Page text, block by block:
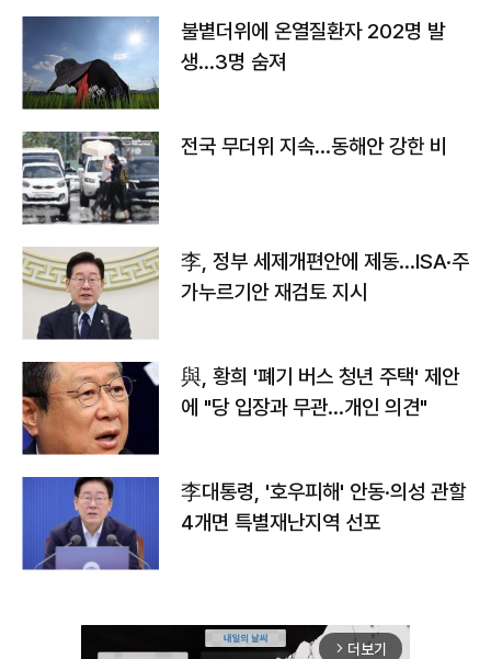
불볕더위에 온열질환자 202명 발
생…3명 숨져
전국 무더위 지속…동해안 강한 비
李, 정부 세제개편안에 제동…ISA·주
가누르기안 재검토 지시
與, 황희 '폐기 버스 청년 주택' 제안
에 "당 입장과 무관…개인 의견"
李대통령, '호우피해' 안동·의성 관할
4개면 특별재난지역 선포
arrow_forward_ios 더보기